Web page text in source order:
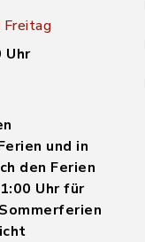
Uhr
und in
den Ferien
Uhr für